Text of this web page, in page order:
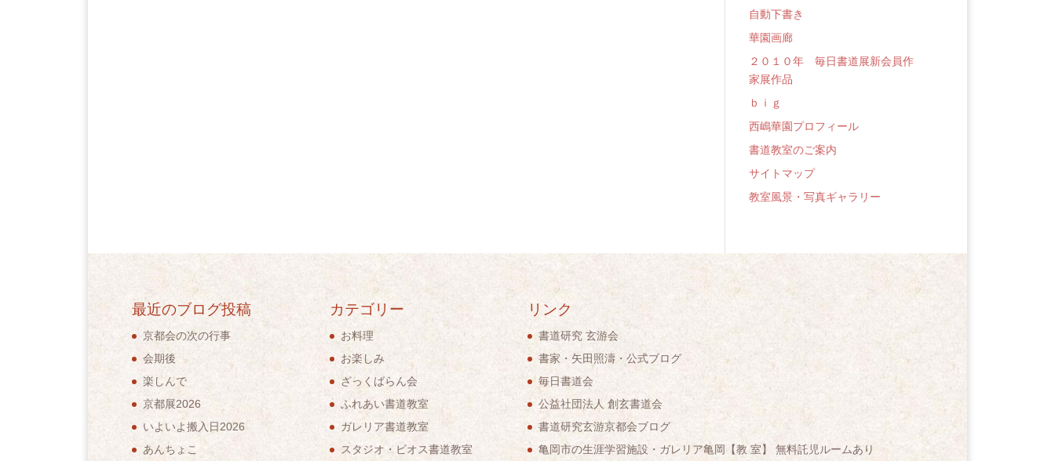
自動下書き
華園画廊
２０１０年 毎日書道展新会員作
家展作品
ｂｉｇ
西嶋華園プロフィール
書道教室のご案内
サイトマップ
教室風景・写真ギャラリー
最近のブログ投稿
京都会の次の行事
会期後
楽しんで
京都展2026
いよいよ搬入日2026
あんちょこ
カテゴリー
お料理
お楽しみ
ざっくばらん会
ふれあい書道教室
ガレリア書道教室
スタジオ・ビオス書道教室
リンク
書道研究 玄游会
書家・矢田照濤・公式ブログ
毎日書道会
公益社団法人 創玄書道会
書道研究玄游京都会ブログ
亀岡市の生涯学習施設・ガレリア亀岡【教 室】 無料託児ルームあり